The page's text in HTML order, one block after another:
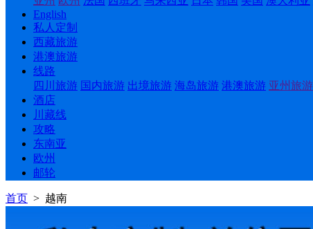
English
私人定制
西藏旅游
港澳旅游
线路
四川旅游 国内旅游 出境旅游 海岛旅游 港澳旅游 亚州旅游
酒店
川藏线
攻略
东南亚
欧州
邮轮
首页 > 越南